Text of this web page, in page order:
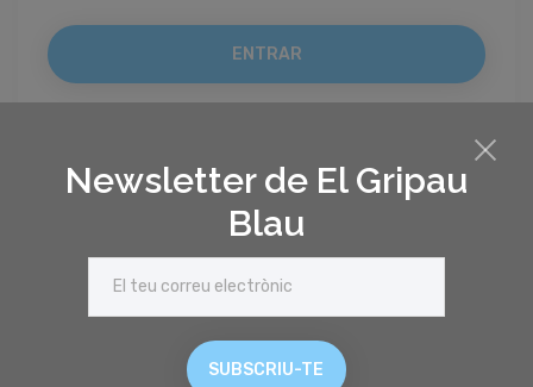
Newsletter de El Gripau
Blau
SUBSCRIU-TE
REGISTRA'T